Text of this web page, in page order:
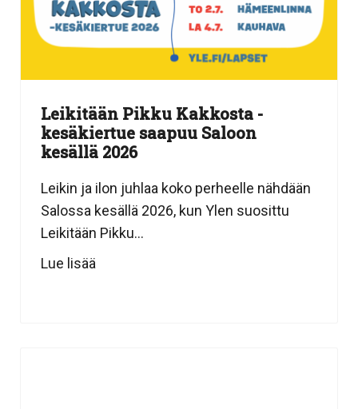
Leikitään Pikku Kakkosta -
kesäkiertue saapuu Saloon
kesällä 2026
Leikin ja ilon juhlaa koko perheelle nähdään
Salossa kesällä 2026, kun Ylen suosittu
Leikitään Pikku...
Lue lisää